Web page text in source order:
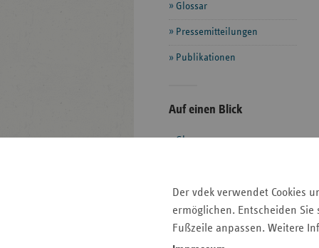
Der vdek verwendet Cookies
ermöglichen. Entscheiden
Fußzeile anpassen. Weitere
Glossar
Pressemitteilungen
Publikationen
Seitenleiste
Auf einen Blick
Glossar
Karriere
Die GKV